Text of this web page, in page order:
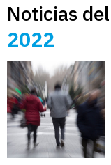
Noticias del
2022